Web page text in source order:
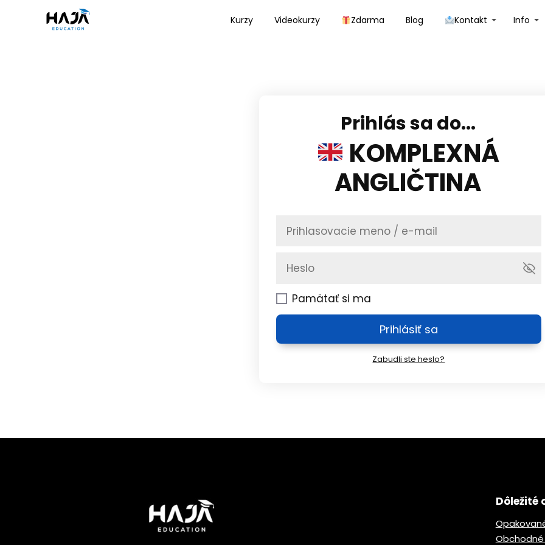
Kurzy Videokurzy Zdarma Blog Kontakt Info
Prihlás sa do...
KOMPLEXNÁ
ANGLIČTINA
Pamätať si ma
Prihlásiť sa
Zabudli ste heslo?
Dôležité